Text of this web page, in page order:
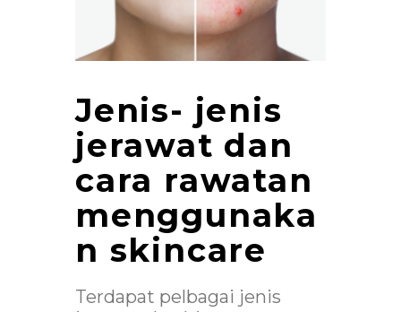
Jenis- jenis
jerawat dan
cara rawatan
menggunaka
n skincare
Terdapat pelbagai jenis